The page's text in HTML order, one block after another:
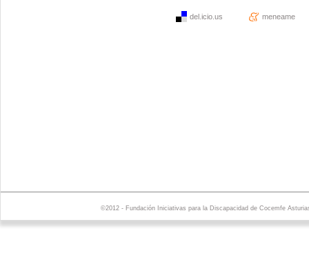
del.icio.us meneame
©2012 - Fundación Iniciativas para la Discapacidad de Cocemfe